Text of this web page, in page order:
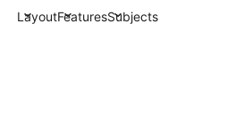
LayoutFeaturesSubjects